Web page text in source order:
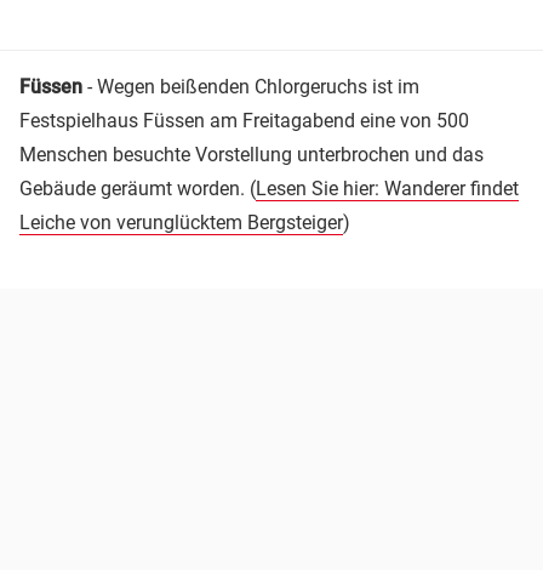
Füssen - Wegen beißenden Chlorgeruchs ist im
Festspielhaus Füssen am Freitagabend eine von 500
Menschen besuchte Vorstellung unterbrochen und das
Gebäude geräumt worden. (Lesen Sie hier: Wanderer findet
Leiche von verunglücktem Bergsteiger)